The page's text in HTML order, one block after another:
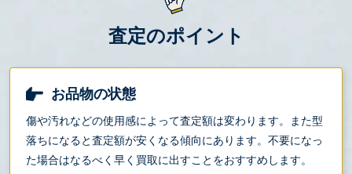
査定のポイント
お品物の状態
傷や汚れなどの使用感によって査定額は変わります。また型
落ちになると査定額が安くなる傾向にあります。不要になっ
た場合はなるべく早く買取に出すことをおすすめします。